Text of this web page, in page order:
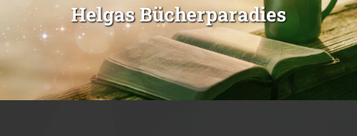
Helgas Bücherparadies